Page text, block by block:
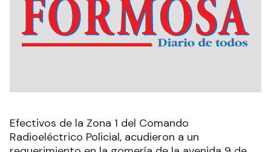
Efectivos de la Zona 1 del Comando
Radioeléctrico Policial, acudieron a un